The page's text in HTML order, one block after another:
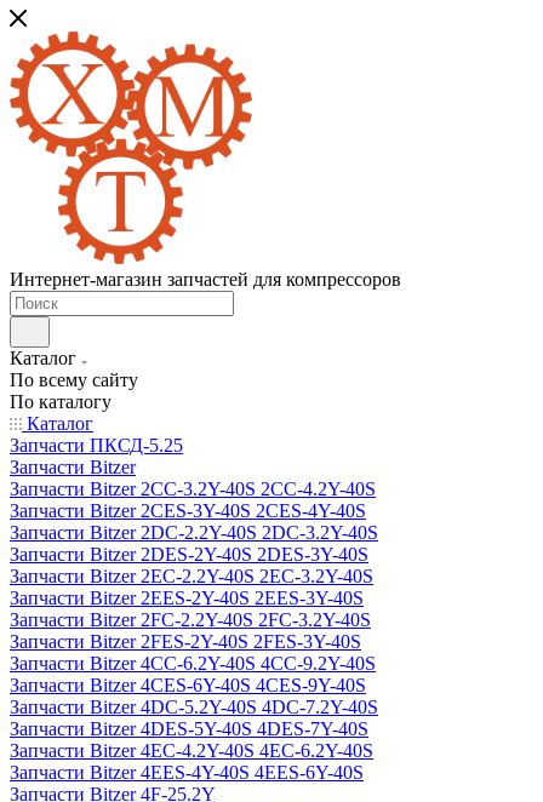
Интернет-магазин запчастей для компрессоров
Каталог
По всему сайту
По каталогу
Каталог
Запчасти ПКСД-5.25
Запчасти Bitzer
Запчасти Bitzer 2CC-3.2Y-40S 2CC-4.2Y-40S
Запчасти Bitzer 2CES-3Y-40S 2CES-4Y-40S
Запчасти Bitzer 2DC-2.2Y-40S 2DC-3.2Y-40S
Запчасти Bitzer 2DES-2Y-40S 2DES-3Y-40S
Запчасти Bitzer 2EC-2.2Y-40S 2EC-3.2Y-40S
Запчасти Bitzer 2EES-2Y-40S 2EES-3Y-40S
Запчасти Bitzer 2FC-2.2Y-40S 2FC-3.2Y-40S
Запчасти Bitzer 2FES-2Y-40S 2FES-3Y-40S
Запчасти Bitzer 4CC-6.2Y-40S 4CC-9.2Y-40S
Запчасти Bitzer 4CES-6Y-40S 4CES-9Y-40S
Запчасти Bitzer 4DC-5.2Y-40S 4DC-7.2Y-40S
Запчасти Bitzer 4DES-5Y-40S 4DES-7Y-40S
Запчасти Bitzer 4EC-4.2Y-40S 4EC-6.2Y-40S
Запчасти Bitzer 4EES-4Y-40S 4EES-6Y-40S
Запчасти Bitzer 4F-25.2Y